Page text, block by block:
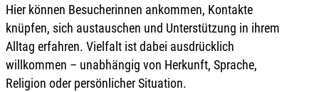
Hier können Besucherinnen ankommen, Kontakte
knüpfen, sich austauschen und Unterstützung in ihrem
Alltag erfahren. Vielfalt ist dabei ausdrücklich
willkommen – unabhängig von Herkunft, Sprache,
Religion oder persönlicher Situation.